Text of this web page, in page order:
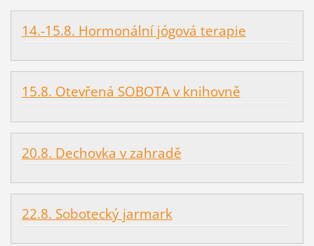
14.-15.8. Hormonální jógová terapie
15.8. Otevřená SOBOTA v knihovně
20.8. Dechovka v zahradě
22.8. Sobotecký jarmark